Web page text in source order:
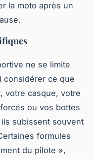
la moto après un
ne se limite
considérer ce que
votre casque, votre
ou vos bottes
subissent souvent
formules
du pilote »,